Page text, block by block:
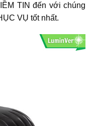
TIN đến với chúng
VỤ tốt nhất.